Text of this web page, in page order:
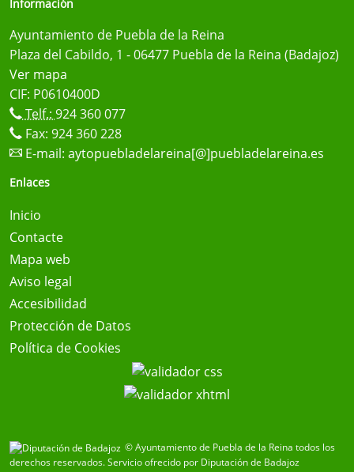
Información
Ayuntamiento de Puebla de la Reina
Plaza del Cabildo, 1 - 06477 Puebla de la Reina (Badajoz)
Ver mapa
CIF: P0610400D
Telf.: 924 360 077
Fax: 924 360 228
E-mail: aytopuebladelareina[@]puebladelareina.es
Enlaces
Inicio
Contacte
Mapa web
Aviso legal
Accesibilidad
Protección de Datos
Política de Cookies
© Ayuntamiento de Puebla de la Reina todos los
derechos reservados.Servicio ofrecido por Diputación de Badajoz